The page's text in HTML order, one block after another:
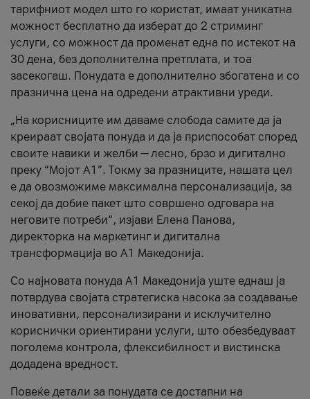
тарифниот модел што го користат, имаат уникатна
можност бесплатно да изберат до 2 стриминг
услуги, со можност да променат една по истекот на
30 дена, без дополнителна претплата, и тоа
засекогаш. Понудата е дополнително збогатена и со
празнична цена на одредени атрактивни уреди.
„На корисниците им даваме слобода самите да ја
креираат својата понуда и да ја приспособат според
своите навики и желби — лесно, брзо и дигитално
преку “Мојот А1”. Токму за празниците, нашата цел
е да овозможиме максимална персонализација, за
секој да добие пакет што совршено одговара на
неговите потреби“, изјави Елена Панова,
директорка на маркетинг и дигитална
трансформација во А1 Македонија.
Со најновата понуда А1 Македонија уште еднаш ја
потврдува својата стратегиска насока за создавање
иновативни, персонализирани и исклучително
кориснички ориентирани услуги, што обезбедуваат
поголема контрола, флексибилност и вистинска
додадена вредност.
Повеќе детали за понудата се достапни на